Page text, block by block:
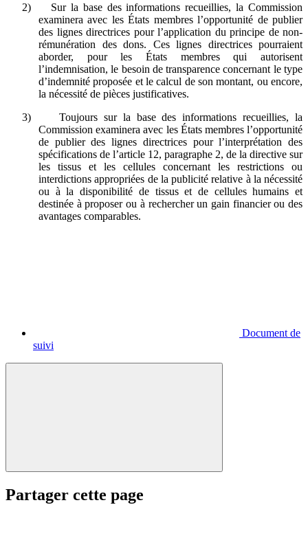
2)
Sur la base des informations recueillies, la Commission
examinera avec les États membres l’opportunité de publier
des lignes directrices pour l’application du principe de non-
rémunération des dons. Ces lignes directrices pourraient
aborder, pour les États membres qui autorisent
l’indemnisation, le besoin de transparence concernant le type
d’indemnité proposée et le calcul de son montant, ou encore,
la nécessité de pièces justificatives.
3)
Toujours sur la base des informations recueillies, la
Commission examinera avec les États membres l’opportunité
de publier des lignes directrices pour l’interprétation des
spécifications de l’article 12, paragraphe 2, de la directive sur
les tissus et les cellules concernant les restrictions ou
interdictions appropriées de la publicité relative à la nécessité
ou à la disponibilité de tissus et de cellules humains et
destinée à proposer ou à rechercher un gain financier ou des
avantages comparables.
Document de
suivi
Partager cette page